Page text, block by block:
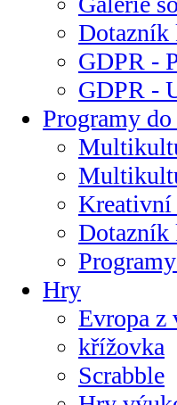
Dotazník
GDPR -
GDPR -
Programy
Kreativní
Hry
Evropa z
křížovka
Scrabble